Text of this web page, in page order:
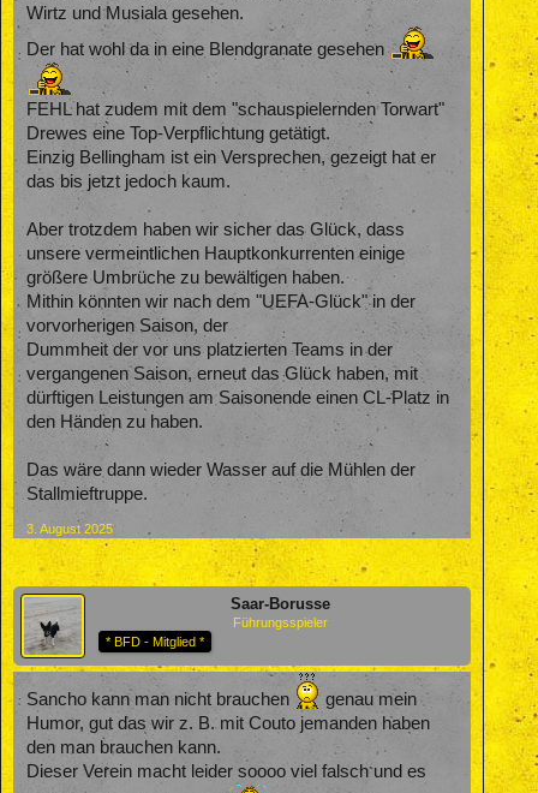
Wirtz und Musiala gesehen.
Der hat wohl da in eine Blendgranate gesehen
FEHL hat zudem mit dem "schauspielernden Torwart"
Drewes eine Top-Verpflichtung getätigt.
Einzig Bellingham ist ein Versprechen, gezeigt hat er
das bis jetzt jedoch kaum.
Aber trotzdem haben wir sicher das Glück, dass
unsere vermeintlichen Hauptkonkurrenten einige
größere Umbrüche zu bewältigen haben.
Mithin könnten wir nach dem "UEFA-Glück" in der
vorvorherigen Saison, der
Dummheit der vor uns platzierten Teams in der
vergangenen Saison, erneut das Glück haben, mit
dürftigen Leistungen am Saisonende einen CL-Platz in
den Händen zu haben.
Das wäre dann wieder Wasser auf die Mühlen der
Stallmieftruppe.
3. August 2025
Saar-Borusse
Führungsspieler
* BFD - Mitglied *
Sancho kann man nicht brauchen
genau mein
Humor, gut das wir z. B. mit Couto jemanden haben
den man brauchen kann.
Dieser Verein macht leider soooo viel falsch und es